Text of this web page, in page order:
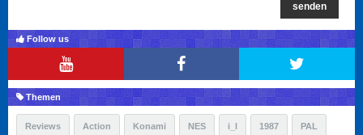
senden
Follow us
Themen
Reviews Action Konami NES i_l 1987 PAL